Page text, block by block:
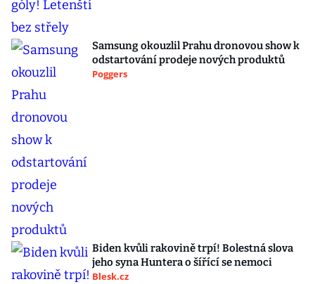
Samsung okouzlil Prahu dronovou show k
odstartování prodeje nových produktů
Poggers
Biden kvůli rakovině trpí! Bolestná slova
jeho syna Huntera o šířící se nemoci
Blesk.cz